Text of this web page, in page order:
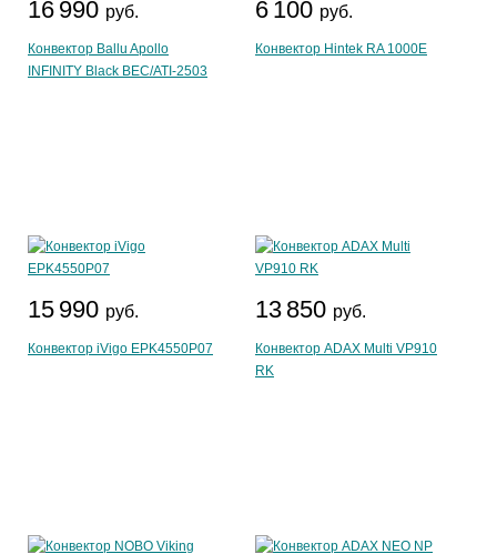
16 990 руб.
Конвектор Ballu Apollo
INFINITY Black BEC/ATI-2503
6 100 руб.
Конвектор Hintek RA 1000Е
15 990 руб.
Конвектор iVigo EPK4550P07
13 850 руб.
Конвектор ADAX Multi VP910
RK